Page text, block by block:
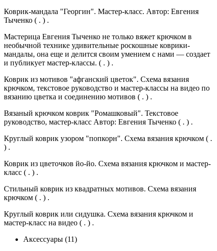
Коврик-мандала "Георгин". Мастер-класс. Автор: Евгения
Тыченко ( . ) .
Мастерица Евгения Тыченко не только вяжет крючком в
необычной технике удивительные роскошные коврики-
мандалы, она еще и делится своим умением с нами — создает
и публикует мастер-классы. ( . ) .
Коврик из мотивов "афганский цветок". Схема вязания
крючком, текстовое руководство и мастер-классы на видео по
вязанию цветка и соединению мотивов ( . ) .
Вязаный крючком коврик "Ромашковый". Текстовое
руководство, мастер-класс Автор: Евгения Тыченко ( . ) .
Круглый коврик узором "попкорн". Схема вязания крючком ( .
) .
Коврик из цветочков йо-йо. Схема вязания крючком и мастер-
класс ( . ) .
Стильный коврик из квадратных мотивов. Схема вязания
крючком ( . ) .
Круглый коврик или сидушка. Схема вязания крючком и
мастер-класс на видео ( . ) .
Аксессуары (11)